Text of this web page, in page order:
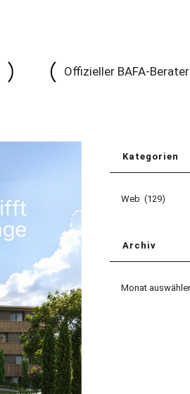
Offizieller BAFA-Berater
Kategorien
Kategorien
Archiv
Archiv